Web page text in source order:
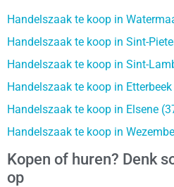
Handelszaak te koop in
Handelszaak te koop in Sint-
Handelszaak te koop in Sint-
Handelszaak te koop in
Handelszaak te koop in Elsene
Handelszaak te koop in
Kopen of huren? Denk
op